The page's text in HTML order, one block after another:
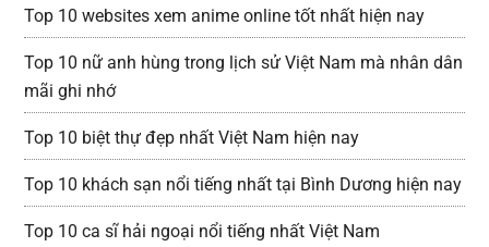
Top 10 websites xem anime online tốt nhất hiện nay
Top 10 nữ anh hùng trong lịch sử Việt Nam mà nhân dân
mãi ghi nhớ
Top 10 biệt thự đẹp nhất Việt Nam hiện nay
Top 10 khách sạn nổi tiếng nhất tại Bình Dương hiện nay
Top 10 ca sĩ hải ngoại nổi tiếng nhất Việt Nam